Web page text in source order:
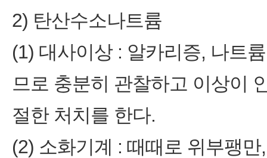
2) 탄산수소나트륨
(1) 대사이상 : 알카리증, 나트
므로 충분히 관찰하고 이상이
절한 처치를 한다.
(2) 소화기계 : 때때로 위부팽